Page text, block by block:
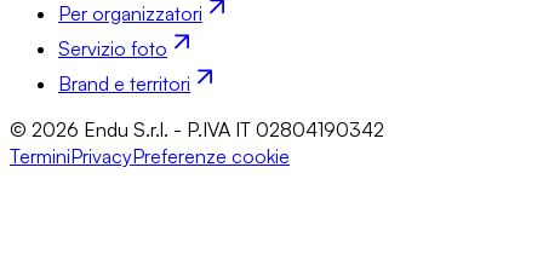
Per organizzatori
Servizio foto
Brand e territori
© 2026 Endu S.r.l. - P.IVA IT 02804190342
TerminiPrivacyPreferenze cookie